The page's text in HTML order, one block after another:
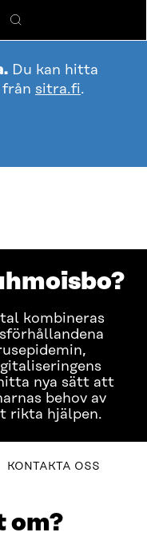
Sök
Du kan hitta
sitra.fi.
kombineras
nya sätt att
behov av
rikta hjälpen.
KONTAKTA OSS
om?